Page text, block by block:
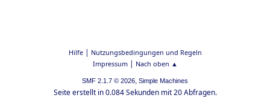
Hilfe| Nutzungsbedingungen und Regeln
Impressum| Nach oben ▲
SMF 2.1.7 © 2026, Simple Machines
Seite erstellt in 0.084 Sekunden mit 20 Abfragen.